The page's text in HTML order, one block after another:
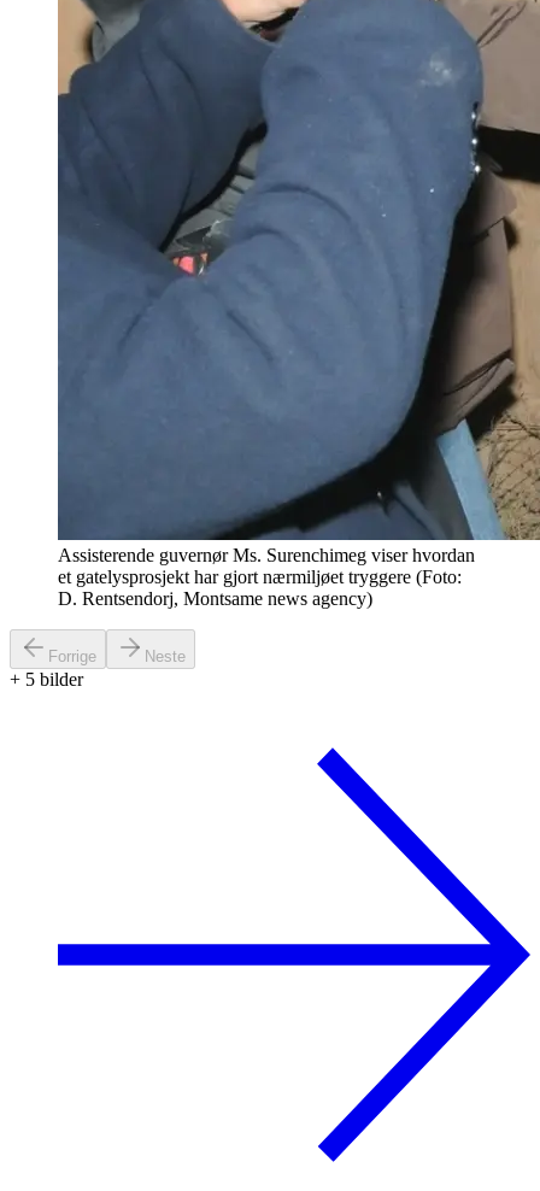
Assisterende guvernør Ms. Surenchimeg viser hvordan
et gatelysprosjekt har gjort nærmiljøet tryggere (Foto:
D. Rentsendorj, Montsame news agency)
Forrige Neste
+ 5 bilder